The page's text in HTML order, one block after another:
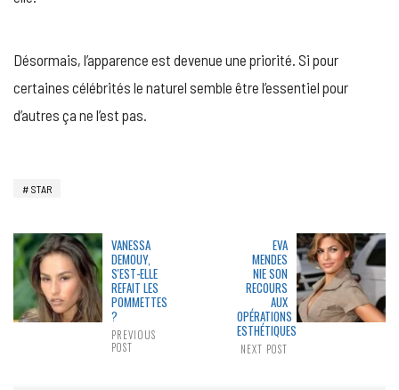
Désormais, l’apparence est devenue une priorité. Si pour
certaines célébrités le naturel semble être l’essentiel pour
d’autres ça ne l’est pas.
STAR
VANESSA
DEMOUY,
S'EST-ELLE
REFAIT LES
POMMETTES
?
PREVIOUS
POST
EVA
MENDES
NIE SON
RECOURS
AUX
OPÉRATIONS
ESTHÉTIQUES
NEXT POST